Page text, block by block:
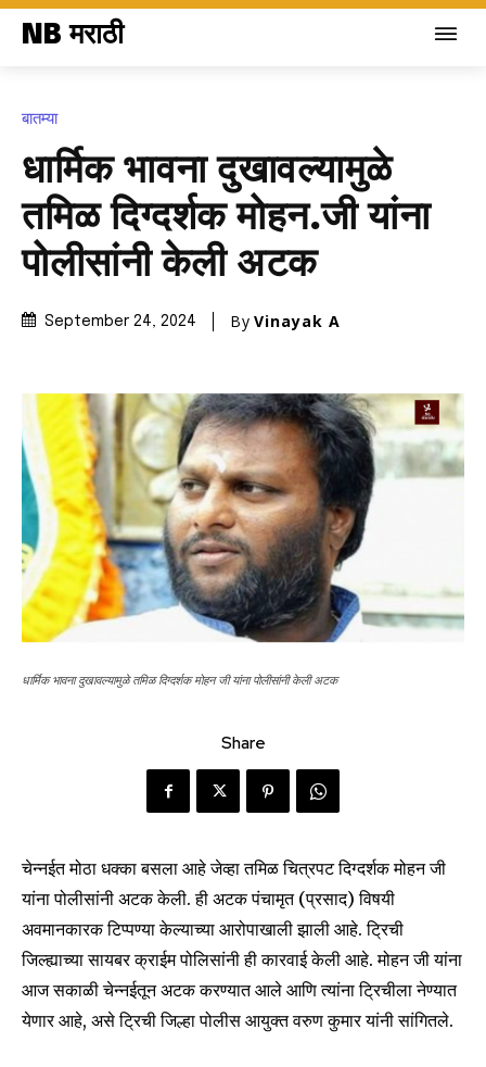
NB मराठी
बातम्या
धार्मिक भावना दुखावल्यामुळे
तमिळ दिग्दर्शक मोहन.जी यांना
पोलीसांनी केली अटक
September 24, 2024 By Vinayak A
धार्मिक भावना दुखावल्यामुळे तमिळ दिग्दर्शक मोहन जी यांना पोलीसांनी केली अटक
Share
चेन्नईत मोठा धक्का बसला आहे जेव्हा तमिळ चित्रपट दिग्दर्शक मोहन जी
यांना पोलीसांनी अटक केली. ही अटक पंचामृत (प्रसाद) विषयी
अवमानकारक टिप्पण्या केल्याच्या आरोपाखाली झाली आहे. ट्रिची
जिल्ह्याच्या सायबर क्राईम पोलिसांनी ही कारवाई केली आहे. मोहन जी यांना
आज सकाळी चेन्नईतून अटक करण्यात आले आणि त्यांना ट्रिचीला नेण्यात
येणार आहे, असे ट्रिची जिल्हा पोलीस आयुक्त वरुण कुमार यांनी सांगितले.